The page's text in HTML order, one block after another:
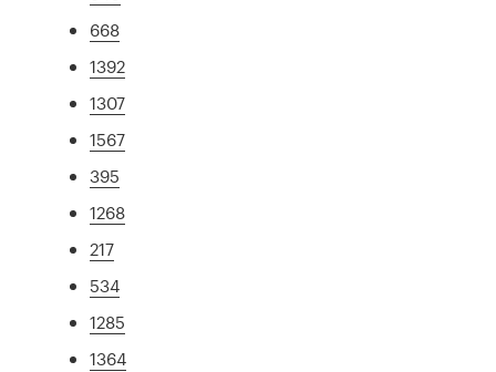
668
1392
1307
1567
395
1268
217
534
1285
1364